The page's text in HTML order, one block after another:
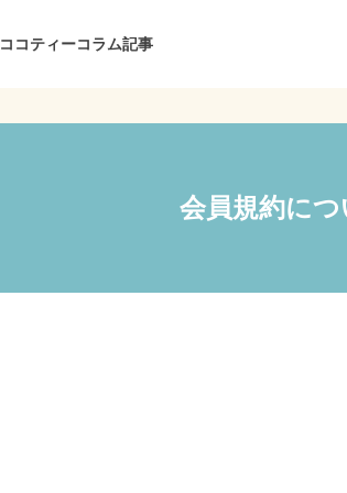
ココティーコラム記事
会員規約につ